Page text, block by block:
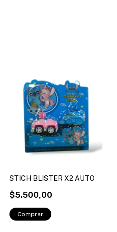
STICH BLISTER X2 AUTO
$5.500,00